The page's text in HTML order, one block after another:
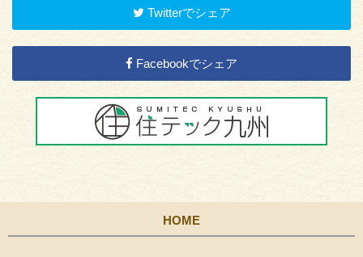
Twitterでシェア
Facebookでシェア
HOME